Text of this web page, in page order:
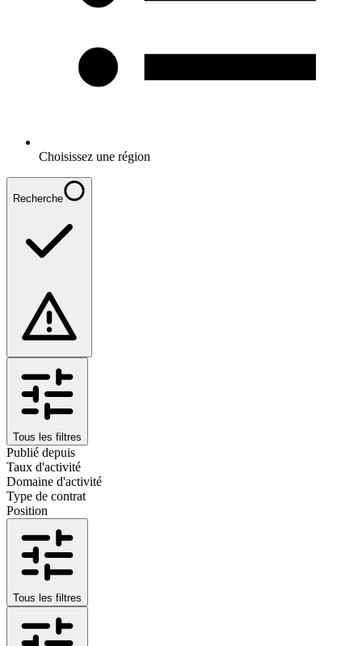
Choisissez une région
Recherche
Tous les filtres
Publié depuis
Taux d'activité
Domaine d'activité
Type de contrat
Position
Tous les filtres